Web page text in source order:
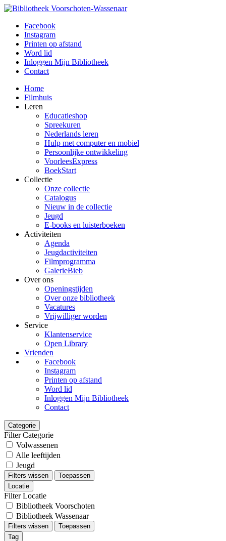
Facebook
Instagram
Printen op afstand
Word lid
Inloggen Mijn Bibliotheek
Contact
Home
Filmhuis
Leren
Educatieshop
Spreekuren
Nederlands leren
Hulp met computer en mobiel
Persoonlijke ontwikkeling
VoorleesExpress
BoekStart
Collectie
Onze collectie
Catalogus
Nieuw in de collectie
Jeugd
E-books en luisterboeken
Activiteiten
Agenda
Jeugdactiviteiten
Filmprogramma
GalerieBieb
Over ons
Openingstijden
Over onze bibliotheek
Vacatures
Vrijwilliger worden
Service
Klantenservice
Open Library
Vrienden
Facebook
Instagram
Printen op afstand
Word lid
Inloggen Mijn Bibliotheek
Contact
Categorie
Filter Categorie
Volwassenen
Alle leeftijden
Jeugd
Filters wissen
Toepassen
Locatie
Filter Locatie
Bibliotheek Voorschoten
Bibliotheek Wassenaar
Filters wissen
Toepassen
Tag